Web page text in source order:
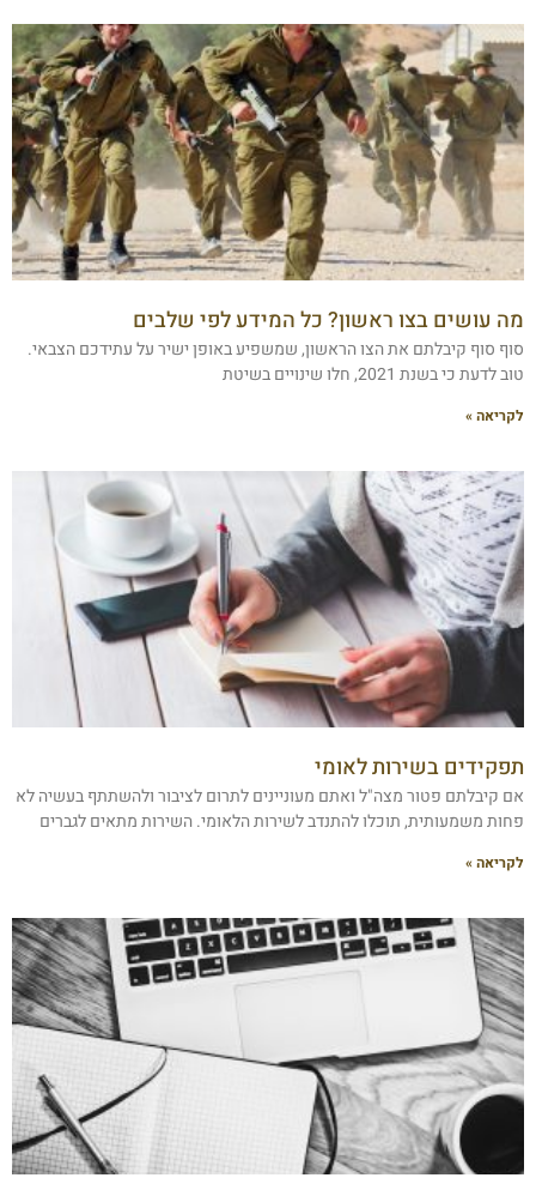
מה עושים בצו ראשון? כל המידע לפי שלבים
סוף סוף קיבלתם את הצו הראשון, שמשפיע באופן ישיר על עתידכם הצבאי.
טוב לדעת כי בשנת 2021, חלו שינויים בשיטת
לקריאה »
תפקידים בשירות לאומי
אם קיבלתם פטור מצה"ל ואתם מעוניינים לתרום לציבור ולהשתתף בעשיה לא
פחות משמעותית, תוכלו להתנדב לשירות הלאומי. השירות מתאים לגברים
לקריאה »